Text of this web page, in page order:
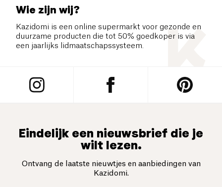
Wie zijn wij?
Kazidomi is een online supermarkt voor gezonde en
duurzame producten die tot 50% goedkoper is via
een jaarlijks lidmaatschapssysteem.
Eindelijk een nieuwsbrief die je
wilt lezen.
Ontvang de laatste nieuwtjes en aanbiedingen van
Kazidomi.